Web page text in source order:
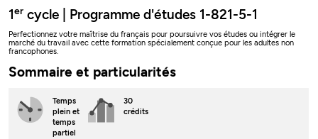
1er cycle | Programme d'études 1-821-5-1
Perfectionnez votre maîtrise du français pour poursuivre vos études ou intégrer le
marché du travail avec cette formation spécialement conçue pour les adultes non
francophones.
Sommaire et particularités
Temps
plein et
temps
partiel
30
crédits